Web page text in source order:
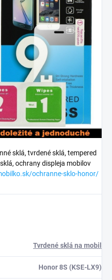
sklá, tvrdené sklá, tempered
ochrany displeja mobilov
ochranne-sklo-honor/
Tvrdené sklá na mobil
Honor 8S (KSE-LX9)